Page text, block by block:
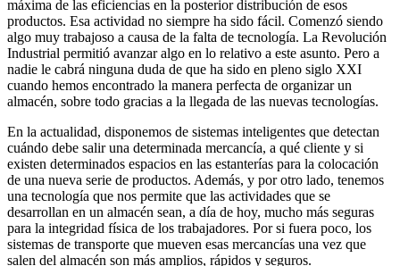
máxima de las eficiencias en la posterior distribución de esos
productos. Esa actividad no siempre ha sido fácil. Comenzó siendo
algo muy trabajoso a causa de la falta de tecnología. La Revolución
Industrial permitió avanzar algo en lo relativo a este asunto. Pero a
nadie le cabrá ninguna duda de que ha sido en pleno siglo XXI
cuando hemos encontrado la manera perfecta de organizar un
almacén, sobre todo gracias a la llegada de las nuevas tecnologías.
En la actualidad, disponemos de sistemas inteligentes que detectan
cuándo debe salir una determinada mercancía, a qué cliente y si
existen determinados espacios en las estanterías para la colocación
de una nueva serie de productos. Además, y por otro lado, tenemos
una tecnología que nos permite que las actividades que se
desarrollan en un almacén sean, a día de hoy, mucho más seguras
para la integridad física de los trabajadores. Por si fuera poco, los
sistemas de transporte que mueven esas mercancías una vez que
salen del almacén son más amplios, rápidos y seguros.